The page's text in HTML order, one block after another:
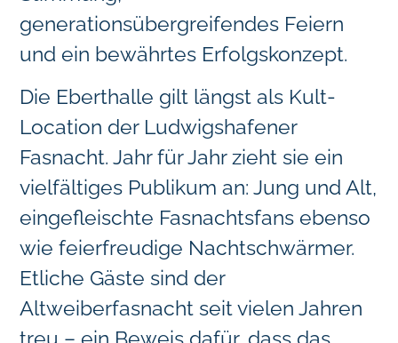
generationsübergreifendes Feiern
und ein bewährtes Erfolgskonzept.
Die Eberthalle gilt längst als Kult-
Location der Ludwigshafener
Fasnacht. Jahr für Jahr zieht sie ein
vielfältiges Publikum an: Jung und Alt,
eingefleischte Fasnachtsfans ebenso
wie feierfreudige Nachtschwärmer.
Etliche Gäste sind der
Altweiberfasnacht seit vielen Jahren